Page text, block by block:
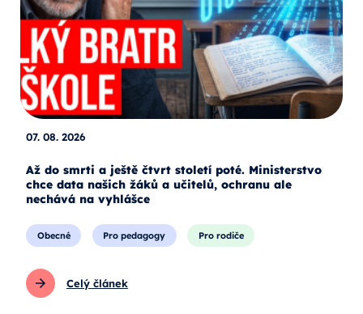
07. 08. 2026
Až do smrti a ještě čtvrt století poté. Ministerstvo
chce data našich žáků a učitelů, ochranu ale
nechává na vyhlášce
Obecné Pro pedagogy Pro rodiče
Celý článek